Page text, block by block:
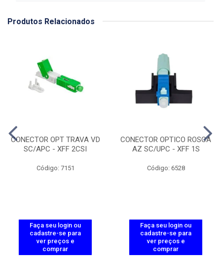
Produtos Relacionados
CONECTOR OPT TRAVA VD
SC/APC - XFF 2CSI
Código: 7151
Faça seu login ou
cadastre-se para
ver preços e
comprar
CONECTOR OPTICO ROSCA
AZ SC/UPC - XFF 1S
Código: 6528
Faça seu login ou
cadastre-se para
ver preços e
comprar